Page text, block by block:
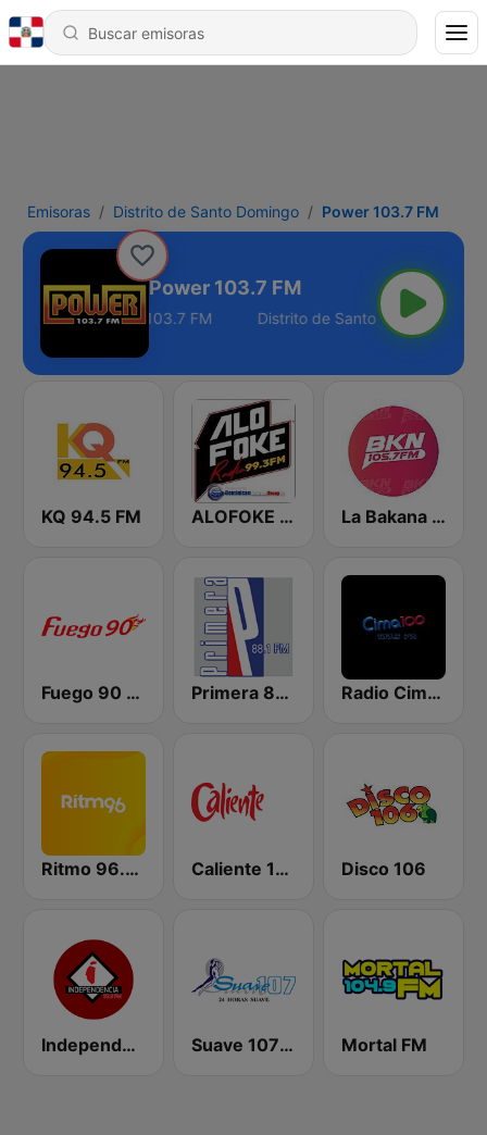
Emisoras Distrito de Santo Domingo Power 103.7 FM
Power 103.7 FM
Santo Domingo - 103.7 FM
KQ 94.5 FM ALOFOKE 99.3 FM La Bakana FM
Fuego 90 La Salsera Primera 88.1 FM Radio Cima 100.5 FM
Ritmo 96.5 FM Caliente 104.1 FM Disco 106
Independencia FM Suave 107 FM Mortal FM